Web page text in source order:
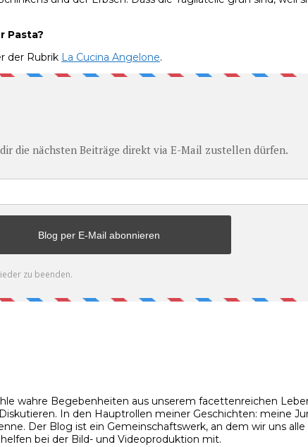
Pasta?
der Rubrik La Cucina Angelone.
wahre Begebenheiten aus unserem facettenreichen
In den Hauptrollen meiner Geschichten: meine
Der Blog ist ein Gemeinschaftswerk, an dem wir uns
bei der Bild- und Videoproduktion mit.